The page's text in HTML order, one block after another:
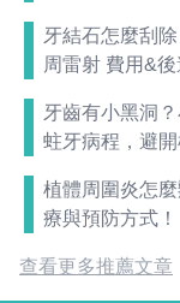
牙結石怎麼刮
周雷射 費用&
牙齒有小黑洞
蛀牙病程，避
植體周圍炎怎
療與預防方式！
查看更多推薦文章